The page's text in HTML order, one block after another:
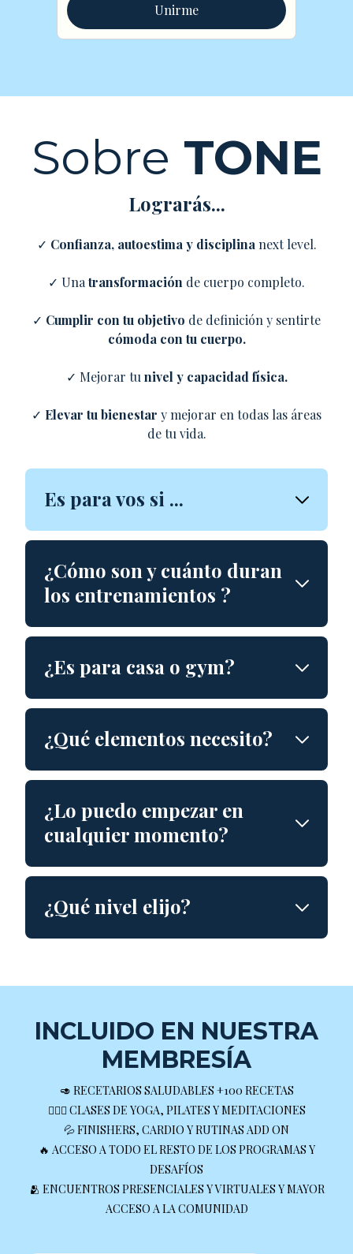
Unirme
Sobre TONE
Lograrás...
✓ Confianza, autoestima y disciplina next level.
✓ Unatransformación de cuerpo completo.
✓ Cumplir con tu objetivo de definición y sentirte
cómoda con tu cuerpo.
✓ Mejorar tu nivel y capacidad física.
✓ Elevar tu bienestar y mejorar en todas las áreas
de tu vida.
Es para vos si ...
¿Cómo son y cuánto duran
los entrenamientos ?
¿Es para casa o gym?
¿Qué elementos necesito?
¿Lo puedo empezar en
cualquier momento?
¿Qué nivel elijo?
INCLUIDO EN NUESTRA
MEMBRESÍA
🥑 RECETARIOS SALUDABLES +100 RECETAS
🧘🏼‍♀️ CLASES DE YOGA, PILATES Y MEDITACIONES
💦 FINISHERS, CARDIO Y RUTINAS ADD ON
🔥 ACCESO A TODO EL RESTO DE LOS PROGRAMAS Y
DESAFÍOS
🫂 ENCUENTROS PRESENCIALES Y VIRTUALES Y MAYOR
ACCESO A LA COMUNIDAD